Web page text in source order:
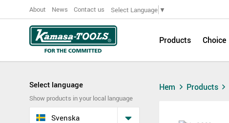
About News Contact us Select Language ▼
Products Choice
Select language
Show products in your local language
Svenska
Hem Products